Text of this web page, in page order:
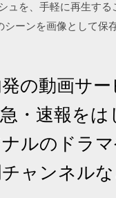
ュを、手軽に再生す
ーンを画像として
の動画サ
・速報を
ルのドラ
ャンネル